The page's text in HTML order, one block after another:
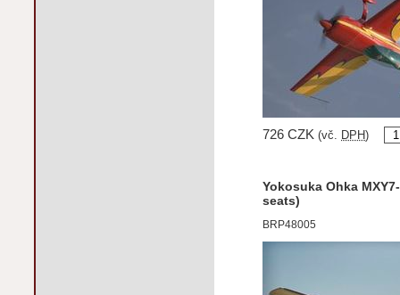
726 CZK (vč. DPH )
Yokosuka Ohka
seats)
BRP48005